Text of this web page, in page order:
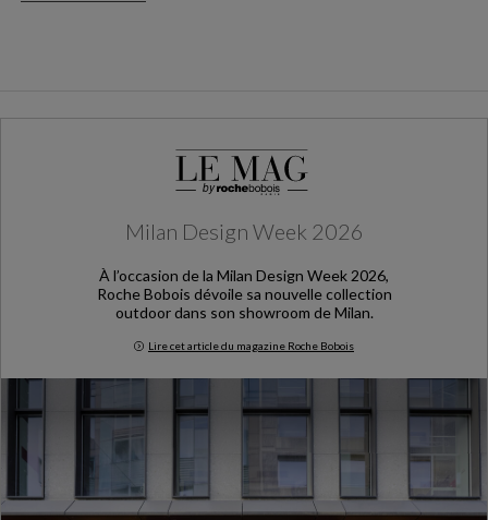
Milan Design Week 2026
À l’occasion de la Milan Design Week 2026,
Roche Bobois dévoile sa nouvelle collection
outdoor dans son showroom de Milan.
Lire cet article du magazine Roche Bobois
Milan Design Week 2026